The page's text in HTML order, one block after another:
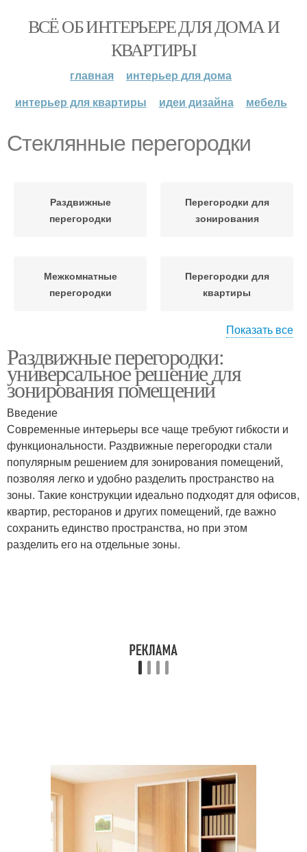
ВСЁ ОБ ИНТЕРЬЕРЕ ДЛЯ ДОМА И
КВАРТИРЫ
главная
интерьер для дома
интерьер для квартиры
идеи дизайна мебель
Стеклянные перегородки
Раздвижные
перегородки
Перегородки для
зонирования
Межкомнатные
перегородки
Перегородки для
квартиры
Перегородки в плане
Механизмы для
раздвижных
перегородок
Перегородки в
интерьере
традиционными
стенами
Перегородки в любой Стеклянные двери
Рубли за межкомнатные
перегородки
Перегородки по цене
Показать все
Раздвижные перегородки:
универсальное решение для
зонирования помещений
Введение
Современные интерьеры все чаще требуют гибкости и
функциональности. Раздвижные перегородки стали
популярным решением для зонирования помещений,
позволяя легко и удобно разделить пространство на
зоны. Такие конструкции идеально подходят для офисов,
квартир, ресторанов и других помещений, где важно
сохранить единство пространства, но при этом
разделить его на отдельные зоны.